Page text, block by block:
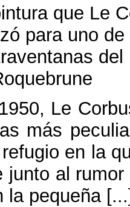
que Le
para uno de
1950, Le
más
en la
junto al
la pequeña